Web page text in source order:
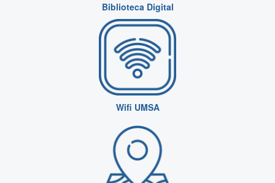
Biblioteca Digital
Wifi UMSA